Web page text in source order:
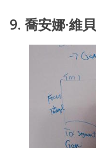
9. 喬安娜·維貝